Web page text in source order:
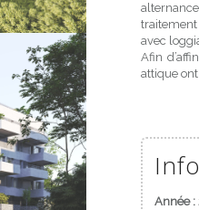
avec
Afin
attique ont
Année :